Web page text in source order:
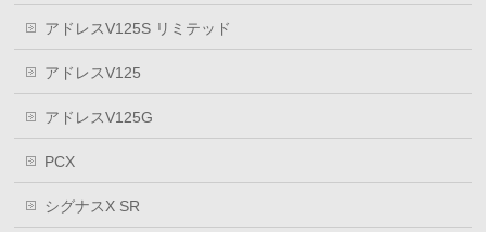
アドレスV125S リミテッド
アドレスV125
アドレスV125G
PCX
シグナスX SR